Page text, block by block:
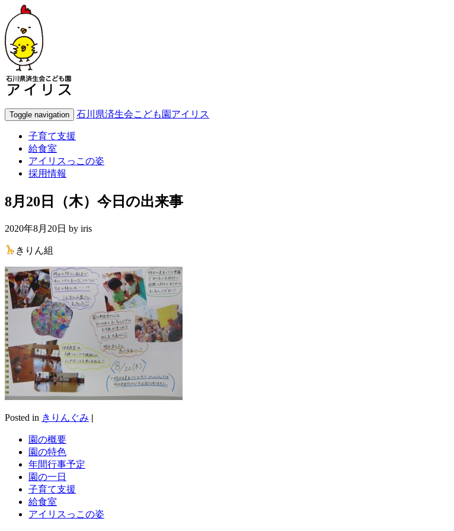
Toggle navigation 石川県済生会こども園アイリス
子育て支援
給食室
アイリスっこの姿
採用情報
8月20日（木）今日の出来事
2020年8月20日 by iris
きりん組
Posted in きりんぐみ |
園の概要
園の特色
年間行事予定
園の一日
子育て支援
給食室
アイリスっこの姿